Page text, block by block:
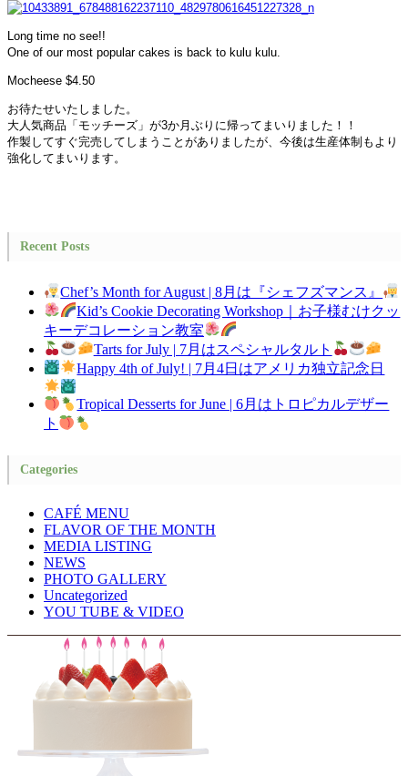
Long time no see!!
One of our most popular cakes is back to kulu kulu.
Mocheese $4.50
お待たせいたしました。
大人気商品「モッチーズ」が3か月ぶりに帰ってまいりました！！
作製してすぐ完売してしまうことがありましたが、今後は生産体制もより
強化してまいります。
Recent Posts
Chef’s Month for August | 8月は『シェフズマンス』
Kid’s Cookie Decorating Workshop｜お子様むけクッ
キーデコレーション教室
Tarts for July | 7月はスペシャルタルト
Happy 4th of July! | 7月4日はアメリカ独立記念日
Tropical Desserts for June | 6月はトロピカルデザー
ト
Categories
CAFÉ MENU
FLAVOR OF THE MONTH
MEDIA LISTING
NEWS
PHOTO GALLERY
Uncategorized
YOU TUBE & VIDEO